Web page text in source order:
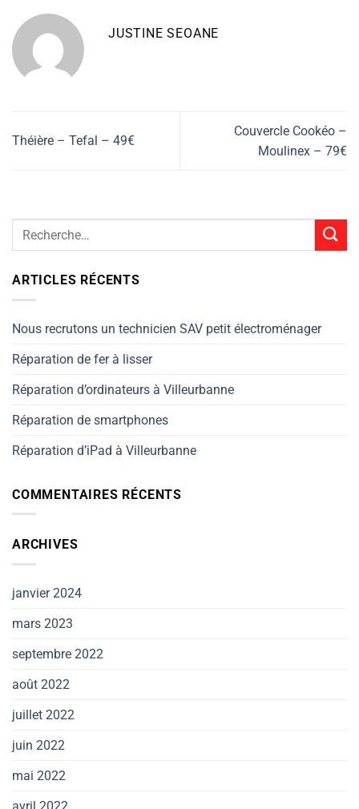
JUSTINE SEOANE
Théière – Tefal – 49€
Couvercle Cookéo –
Moulinex – 79€
ARTICLES RÉCENTS
Nous recrutons un technicien SAV petit électroménager
Réparation de fer à lisser
Réparation d’ordinateurs à Villeurbanne
Réparation de smartphones
Réparation d’iPad à Villeurbanne
COMMENTAIRES RÉCENTS
ARCHIVES
janvier 2024
mars 2023
septembre 2022
août 2022
juillet 2022
juin 2022
mai 2022